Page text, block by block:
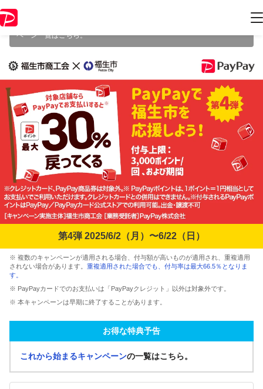
ジ内の情報はキャンペーン終了時点のものになります。
ペーン一覧はこちら。
第4弾 2025/6/2（月）〜6/22（日）
※ 複数のキャンペーンが適用される場合、付与額が高いものが適用され、重複適用
されない場合があります。 重複適用された場合でも、付与率は最大66.5％となりま
す。
※ PayPayカードでのお支払いは「PayPayクレジット」以外は対象外です。
※ 本キャンペーンは早期に終了することがあります。
お得な特典予告
これから始まるキャンペーンの一覧はこちら。